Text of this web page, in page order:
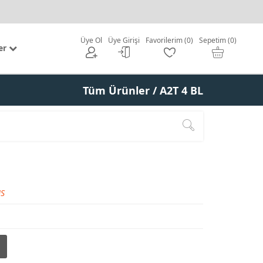
Üye Ol Üye Girişi Favorilerim (0) Sepetim (0)
Tüm Ürünler / A2T 4 BL